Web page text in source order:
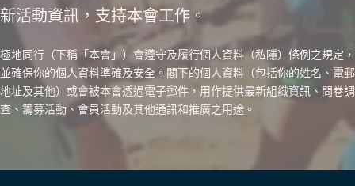
新活動資訊，支持本會工作。
極地同行（下稱「本會」）會遵守及履行個人資料（私隱）條例之規定，
並確保你的個人資料準確及安全。閣下的個人資料（包括你的姓名、電郵
地址及其他）或會被本會透過電子郵件，用作提供最新組織資訊、問卷調
查、籌募活動、會員活動及其他通訊和推廣之用途。